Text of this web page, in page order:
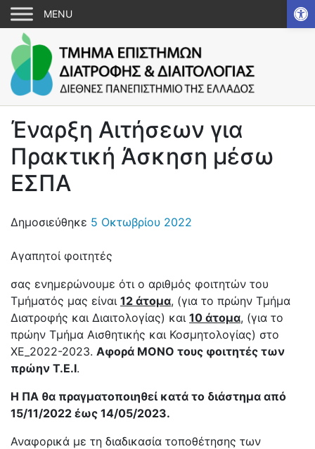
Έναρξη Αιτήσεων για
Πρακτική Άσκηση μέσω
ΕΣΠΑ
Δημοσιεύθηκε 5 Οκτωβρίου 2022
Αγαπητοί φοιτητές
σας ενημερώνουμε ότι ο αριθμός φοιτητών του
Τμήματός μας είναι 12 άτομα, (για το πρώην Τμήμα
Διατροφής και Διαιτολογίας) και 10 άτομα, (για το
πρώην Τμήμα Αισθητικής και Κοσμητολογίας) στο
ΧΕ_2022-2023. Αφορά ΜΟΝΟ τους φοιτητές των
πρώην Τ.Ε.Ι.
Η ΠΑ θα πραγματοποιηθεί κατά το διάστημα από
15/11/2022 έως 14/05/2023.
Αναφορικά με τη διαδικασία τοποθέτησης των